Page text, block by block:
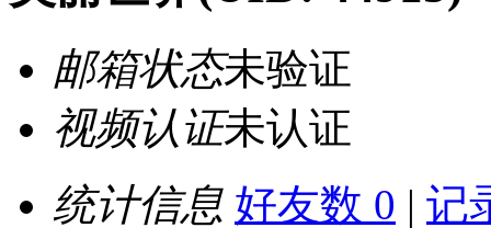
邮箱状态未验证
视频认证未认证
统计信息 好友数 0 | 记